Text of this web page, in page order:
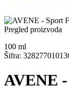
Pregled proizvoda
100 ml
Šifra:
AVENE